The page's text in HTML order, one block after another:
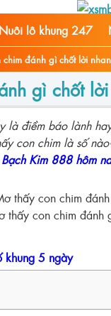
Nuôi lô khung 247
đánh gì chốt lời
gì chốt
là điềm báo lành
con chim là số
Kim 888 hôm
thấy con chim đánh
khung 5 ngày